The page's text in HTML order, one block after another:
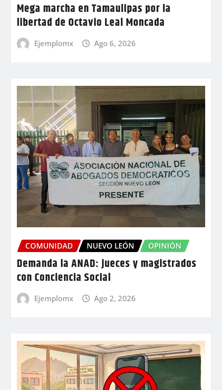
Mega marcha en Tamaulipas por la
libertad de Octavio Leal Moncada
Ejemplomx Ago 6, 2026
COMUNIDAD NUEVO LEÓN OPINIÓN
Demanda la ANAD: jueces y magistrados
con Conciencia Social
Ejemplomx Ago 2, 2026